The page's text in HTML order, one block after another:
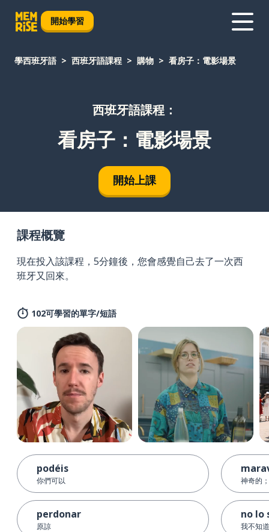
開始學習
學西班牙語 西班牙語課程 購物 看房子：電影場景
西班牙語課程：
看房子：電影場景
開始上課
課程概覽
現在投入該課程，5分鐘後，您會感覺自己去了一次西
班牙又回來。
102可學習的單字/短語
podéis
你們可以
perdonar
原諒
神奇的
no lo
我不知道